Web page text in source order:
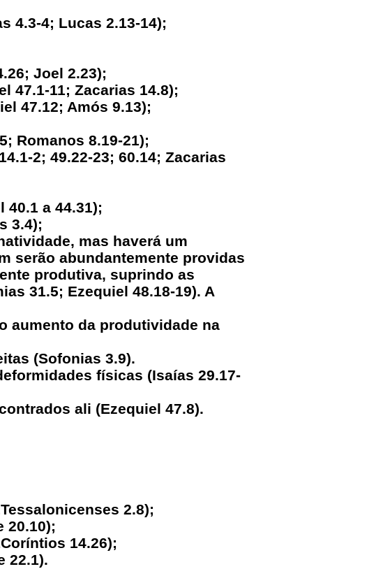
4.3-4; Lucas 2.13-14);
Joel 2.23);
47.1-11; Zacarias 14.8);
47.12; Amós 9.13);
Romanos 8.19-21);
2; 49.22-23; 60.14; Zacarias
a 44.31);
3.4);
mas haverá um
serão abundantemente providas
produtiva, suprindo as
31.5; Ezequiel 48.18-19). A
aumento da produtividade na
(Sofonias 3.9).
físicas (Isaías 29.17-
ali (Ezequiel 47.8).
2.8);
20.10);
14.26);
22.1).